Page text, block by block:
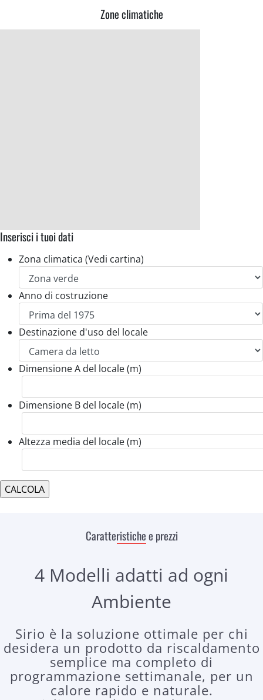
Zone climatiche
Inserisci i tuoi dati
Zona climatica (Vedi cartina)
Anno di costruzione
Destinazione d'uso del locale
Dimensione A del locale (m)
Dimensione B del locale (m)
Altezza media del locale (m)
Caratteristiche e prezzi
4 Modelli adatti ad ogni
Ambiente
Sirio è la soluzione ottimale per chi
desidera un prodotto da riscaldamento
semplice ma completo di
programmazione settimanale, per un
calore rapido e naturale.